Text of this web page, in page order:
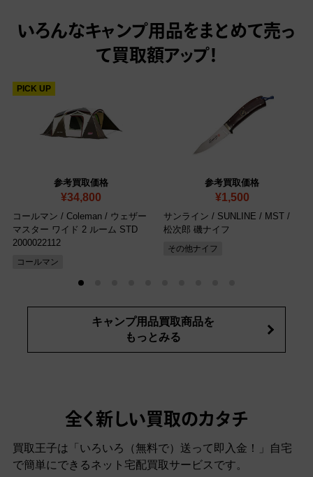
いろんなキャンプ用品をまとめて売っ
て 買取額アップ！
参考買取価格
¥34,800
PICK UP
コールマン / Coleman / ウェザー
マスター ワイド 2 ルーム STD
2000022112
コールマン
参考買取価格
¥1,500
サンライン / SUNLINE / MST /
松次郎 磯ナイフ
その他ナイフ
キャンプ用品買取商品を
もっとみる
全く新しい買取のカタチ
買取王子は「いろいろ（無料で）送って即入金！」自宅
で簡単にできるネット宅配買取サービスです。